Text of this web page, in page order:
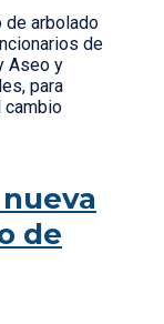
de arbolado
de
Aseo y
para
cambio
de